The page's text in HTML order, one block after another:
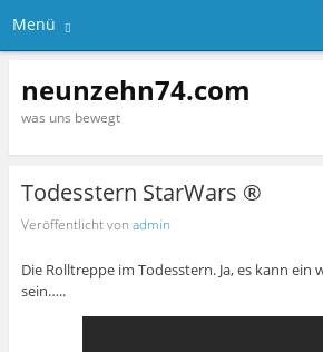
Menü
neunzehn74.com
was uns bewegt
Todesstern StarWars ®
Veröffentlicht von admin
Die Rolltreppe im Todesstern. Ja, es kann ein
sein…..